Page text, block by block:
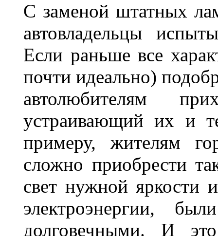
С заменой штатных
автовладельцы
Если раньше все
почти идеально)
автолюбителям
устраивающий их и
примеру, жителям
сложно приобрести
свет нужной яркости
электроэнергии,
долговечными. И